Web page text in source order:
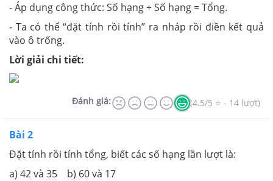
- Áp dụng công thức: Số hạng + Số hạng = Tổng.
- Ta có thể “đặt tính rồi tính” ra nháp rồi điền kết quả
vào ô trống.
Lời giải chi tiết:
Đánh giá: (4.5/5 ⭐ - 14 lượt)
Bài 2
Đặt tính rồi tính tổng, biết các số hạng lần lượt là:
a) 42 và 35 b) 60 và 17